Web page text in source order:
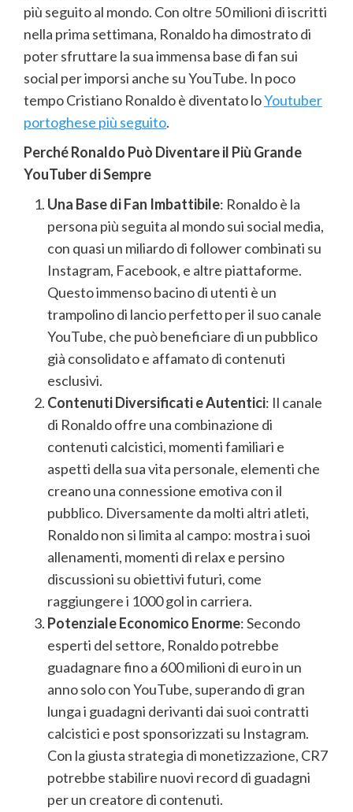
più seguito al mondo. Con oltre 50 milioni di iscritti
nella prima settimana, Ronaldo ha dimostrato di
poter sfruttare la sua immensa base di fan sui
social per imporsi anche su YouTube. In poco
tempo Cristiano Ronaldo è diventato loYoutuber
portoghese più seguito.
Perché Ronaldo Può Diventare il Più Grande
YouTuber di Sempre
Una Base di Fan Imbattibile: Ronaldo è la
persona più seguita al mondo sui social media,
con quasi un miliardo di follower combinati su
Instagram, Facebook, e altre piattaforme.
Questo immenso bacino di utenti è un
trampolino di lancio perfetto per il suo canale
YouTube, che può beneficiare di un pubblico
già consolidato e affamato di contenuti
esclusivi.
Contenuti Diversificati e Autentici: Il canale
di Ronaldo offre una combinazione di
contenuti calcistici, momenti familiari e
aspetti della sua vita personale, elementi che
creano una connessione emotiva con il
pubblico. Diversamente da molti altri atleti,
Ronaldo non si limita al campo: mostra i suoi
allenamenti, momenti di relax e persino
discussioni su obiettivi futuri, come
raggiungere i 1000 gol in carriera.
Potenziale Economico Enorme: Secondo
esperti del settore, Ronaldo potrebbe
guadagnare fino a 600 milioni di euro in un
anno solo con YouTube, superando di gran
lunga i guadagni derivanti dai suoi contratti
calcistici e post sponsorizzati su Instagram.
Con la giusta strategia di monetizzazione, CR7
potrebbe stabilire nuovi record di guadagni
per un creatore di contenuti.